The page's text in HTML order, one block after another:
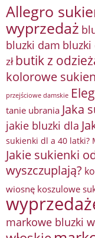
Allegro
wyprzedaż
bluzki dam bluzki
zł butik z
kolorowe
przejściowe damskie
tanie ubrania Jaka
jakie bluzki dla
sukienki dl a 40 latki?
Jakie sukienki
wyszczuplają?
wiosnę koszulowe
markowe bluzki